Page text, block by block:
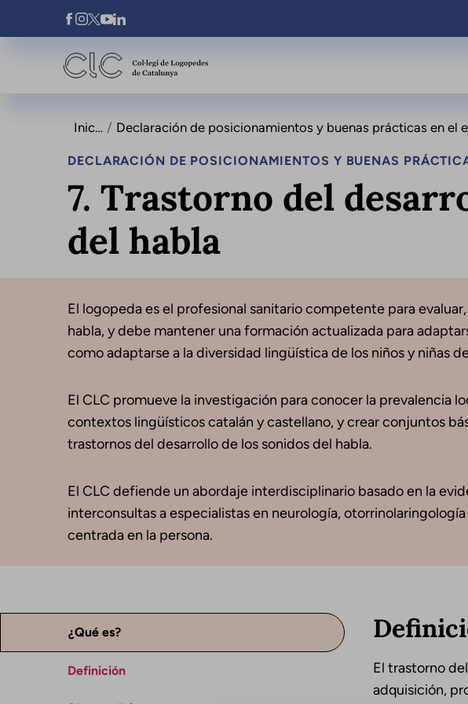
Pasar al contenido principal
Xarxes Socials
Inicio Declaración de posicionamientos y buenas prácticas en el
DECLARACIÓN DE POSICIONAMIENTOS Y BUENAS
7. Trastorno del
del habla
El logopeda es el profesional sanitario competente para
habla, y debe mantener una formación actualizada para
como adaptarse a la diversidad lingüística de los niños y niñas
El CLC promueve la investigación para conocer la prevalencia
contextos lingüísticos catalán y castellano, y crear conjuntos
trastornos del desarrollo de los sonidos del habla.
El CLC defiende un abordaje interdisciplinario basado en la
interconsultas a especialistas en neurología,
centrada en la persona.
¿Qué es?
Definición
El trastorno
adquisición,